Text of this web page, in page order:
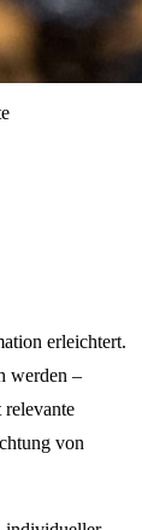
erleichtert.
werden –
von